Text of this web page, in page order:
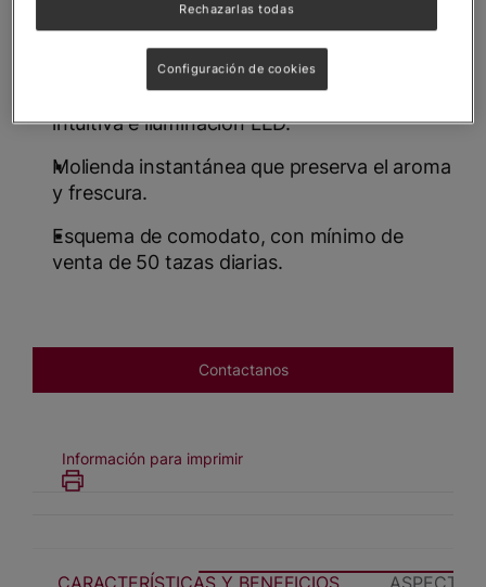
12 bebidas disponibles, incluyendo cafés
negros y con leche.
Pantalla táctil de 10” con navegación
intuitiva e iluminación LED.
Molienda instantánea que preserva el aroma
y frescura.
Esquema de comodato, con mínimo de
venta de 50 tazas diarias.
Contactanos
Información para imprimir
CARACTERÍSTICAS Y BENEFICIOS
Rechazarlas todas
Configuración de cookies